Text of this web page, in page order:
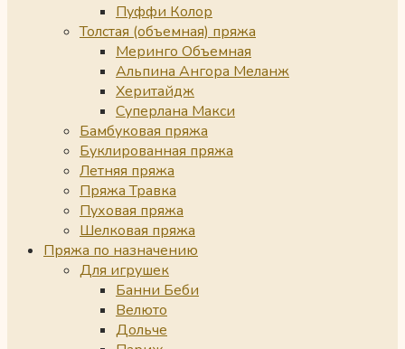
Пуффи Колор
Толстая (объемная) пряжа
Меринго Объемная
Альпина Ангора Меланж
Херитайдж
Суперлана Макси
Бамбуковая пряжа
Буклированная пряжа
Летняя пряжа
Пряжа Травка
Пуховая пряжа
Шелковая пряжа
Пряжа по назначению
Для игрушек
Банни Беби
Велюто
Дольче